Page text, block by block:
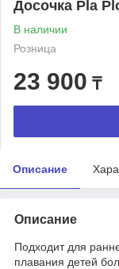
Досочка Pla
В наличии
Розница
23 900 ₸
Описание
Описание
Подходит для
плавания детей